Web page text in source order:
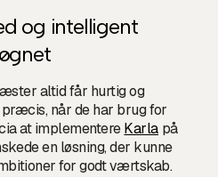
og intelligent
altid får hurtig og
når de har brug for
at implementereKarla på
en løsning, der kunne
for godt værtskab.